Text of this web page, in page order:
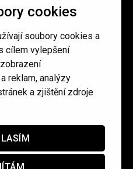
cookies
soubory cookies a
cílem vylepšení
reklam, analýzy
a zjištění zdroje
Obchodní podmínky